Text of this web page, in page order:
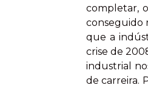
completar,
conseguido
que a
crise de
industrial
de carreira.